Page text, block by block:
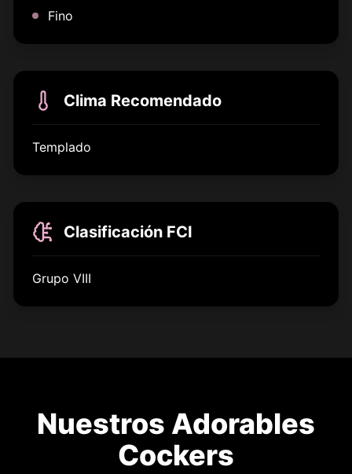
Fino
Clima Recomendado
Templado
Clasificación FCI
Grupo VIII
Nuestros Adorables
Cockers